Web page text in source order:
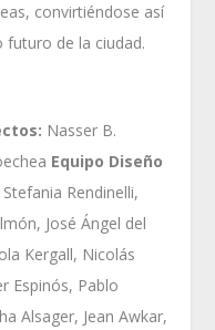
convirtiéndose así
futuro de la ciudad.
Nasser B.
Equipo Diseño
Rendinelli,
José Ángel del
Kergall, Nicolás
Espinós, Pablo
Alsager, Jean Awkar,